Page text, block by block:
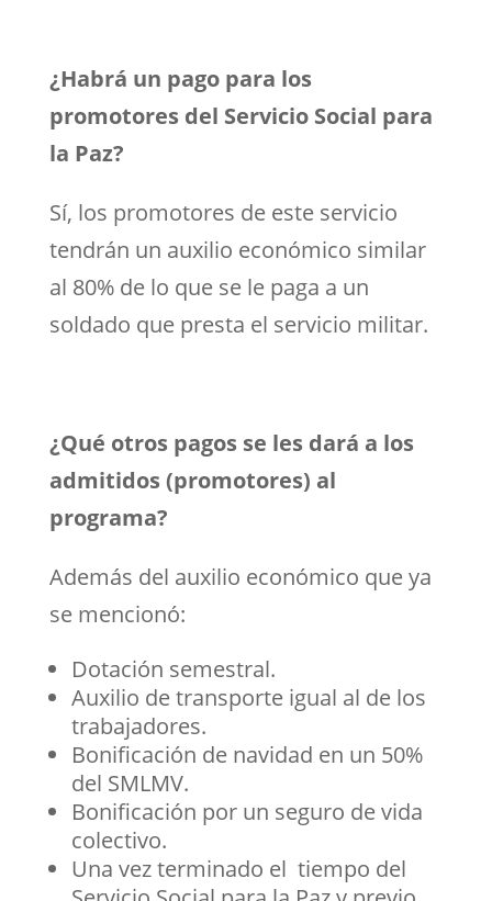
¿Habrá un pago para los
promotores del Servicio Social para
la Paz?
Sí, los promotores de este servicio
tendrán un auxilio económico similar
al 80% de lo que se le paga a un
soldado que presta el servicio militar.
¿Qué otros pagos se les dará a los
admitidos (promotores) al
programa?
Además del auxilio económico que ya
se mencionó:
Dotación semestral.
Auxilio de transporte igual al de los
trabajadores.
Bonificación de navidad en un 50%
del SMLMV.
Bonificación por un seguro de vida
colectivo.
Una vez terminado el tiempo del